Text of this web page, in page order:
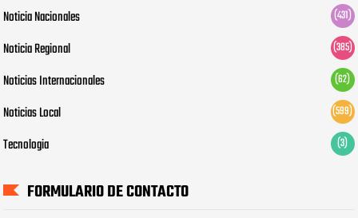
Noticia Nacionales (431)
Noticia Regional (385)
Noticias Internacionales (62)
Noticias Local (599)
Tecnologia (3)
FORMULARIO DE CONTACTO